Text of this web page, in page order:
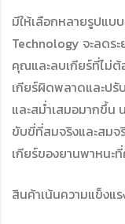
มีให้เลือกหลายรูปแ
Technology จะลดร
คุณและลบเกียร์ที่ไม่ต้
เกียร์ผิดพลาดและปรั
และสม่ำเสมอมากขึ้น
ขับขี่ที่สมจริงและสมจ
เกียร์ของยานพาหน
สินค้าเน้นความแข็งแ